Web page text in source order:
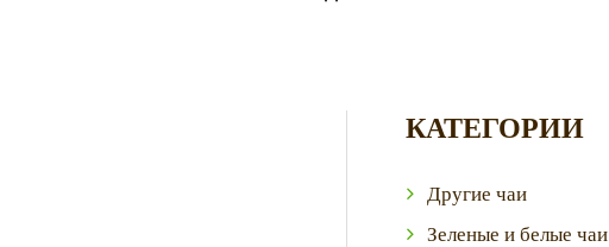
КАТЕГОРИИ
Другие чаи
Зеленые и белые чаи